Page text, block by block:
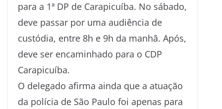
para a 1ª DP de Carapicuíba. No sábado,
deve passar por uma audiência de
custódia, entre 8h e 9h da manhã. Após,
deve ser encaminhado para o CDP
Carapicuíba.
O delegado afirma ainda que a atuação
da polícia de São Paulo foi apenas para